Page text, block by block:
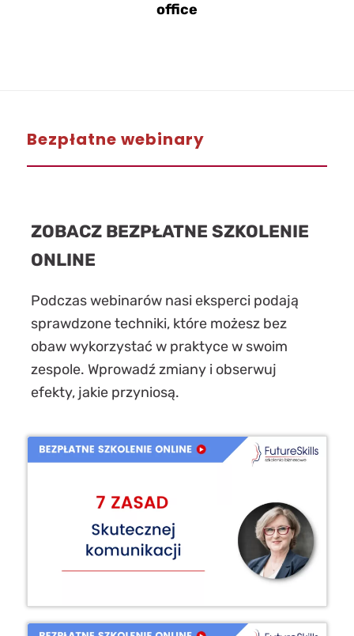
office
Bezpłatne webinary
ZOBACZ BEZPŁATNE SZKOLENIE
ONLINE
Podczas webinarów nasi eksperci podają
sprawdzone techniki, które możesz bez
obaw wykorzystać w praktyce w swoim
zespole. Wprowadź zmiany i obserwuj
efekty, jakie przyniosą.